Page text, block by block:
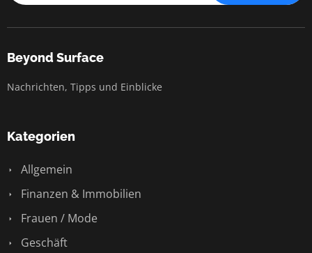
Beyond Surface
Nachrichten, Tipps und Einblicke
Kategorien
Allgemein
Finanzen & Immobilien
Frauen / Mode
Geschäft